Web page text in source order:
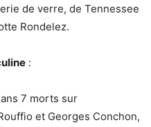
de verre, de Tennessee
Rondelez.
:
7 morts sur
et Georges Conchon,